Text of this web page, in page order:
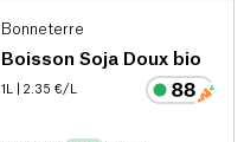
Bonneterre
Boisson Soja Doux bio
1L | 2.35 €/L